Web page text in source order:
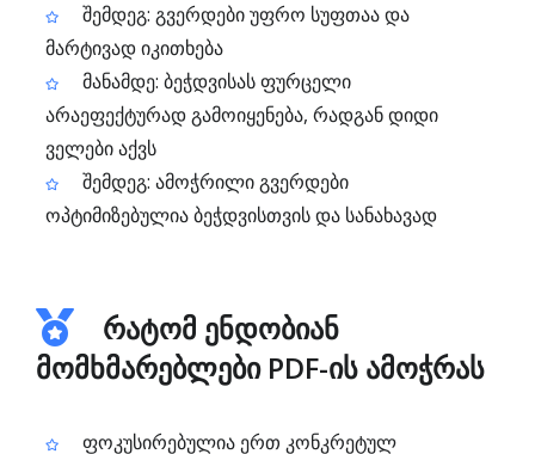
შემდეგ: გვერდები უფრო სუფთაა და
მარტივად იკითხება
მანამდე: ბეჭდვისას ფურცელი
არაეფექტურად გამოიყენება, რადგან დიდი
ველები აქვს
შემდეგ: ამოჭრილი გვერდები
ოპტიმიზებულია ბეჭდვისთვის და სანახავად
რატომ ენდობიან
მომხმარებლები PDF-ის ამოჭრას
ფოკუსირებულია ერთ კონკრეტულ